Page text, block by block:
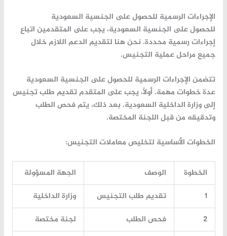
الإجراءات الرسمية للحصول على الجنسية السعودية
للحصول على الجنسية السعودية، يجب على المتقدمين اتباع
إجراءات رسمية محددة. نحن هنا لتقديم الدعم اللازم خلال
جميع مراحل عملية التجنيس.
تتضمن الإجراءات الرسمية للحصول على الجنسية السعودية
عدة خطوات مهمة. أولاً، يجب على المتقدم تقديم طلب تجنيس
إلى وزارة الداخلية السعودية. بعد ذلك، يتم فحص الطلب
وتدقيقه من قبل اللجنة المختصة.
الخطوات الأساسية لتخليص معاملات التجنيس:
الخطوة الوصف
الجهة المسؤولة
1
تقديم طلب التجنيس
وزارة الداخلية
2
فحص الطلب
لجنة مختصة